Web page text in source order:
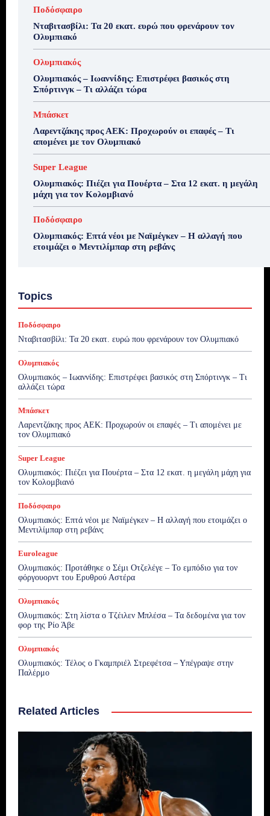
Ποδόσφαιρο
Νταβιτασβίλι: Τα 20 εκατ. ευρώ που φρενάρουν τον
Ολυμπιακό
Ολυμπιακός
Ολυμπιακός – Ιωαννίδης: Επιστρέφει βασικός στη
Σπόρτινγκ – Τι αλλάζει τώρα
Μπάσκετ
Λαρεντζάκης προς ΑΕΚ: Προχωρούν οι επαφές – Τι
απομένει με τον Ολυμπιακό
Super League
Ολυμπιακός: Πιέζει για Πουέρτα – Στα 12 εκατ. η μεγάλη
μάχη για τον Κολομβιανό
Ποδόσφαιρο
Ολυμπιακός: Επτά νέοι με Ναϊμέγκεν – Η αλλαγή που
ετοιμάζει ο Μεντιλίμπαρ στη ρεβάνς
Topics
Ποδόσφαιρο
Νταβιτασβίλι: Τα 20 εκατ. ευρώ που φρενάρουν τον Ολυμπιακό
Ολυμπιακός
Ολυμπιακός – Ιωαννίδης: Επιστρέφει βασικός στη Σπόρτινγκ – Τι
αλλάζει τώρα
Μπάσκετ
Λαρεντζάκης προς ΑΕΚ: Προχωρούν οι επαφές – Τι απομένει με
τον Ολυμπιακό
Super League
Ολυμπιακός: Πιέζει για Πουέρτα – Στα 12 εκατ. η μεγάλη μάχη για
τον Κολομβιανό
Ποδόσφαιρο
Ολυμπιακός: Επτά νέοι με Ναϊμέγκεν – Η αλλαγή που ετοιμάζει ο
Μεντιλίμπαρ στη ρεβάνς
Euroleague
Ολυμπιακός: Προτάθηκε ο Σέμι Οτζελέγε – Το εμπόδιο για τον
φόργουορντ του Ερυθρού Αστέρα
Ολυμπιακός
Ολυμπιακός: Στη λίστα ο Τζέιλεν Μπλέσα – Τα δεδομένα για τον
φορ της Ρίο Άβε
Ολυμπιακός
Ολυμπιακός: Τέλος ο Γκαμπριέλ Στρεφέτσα – Υπέγραψε στην
Παλέρμο
Related Articles